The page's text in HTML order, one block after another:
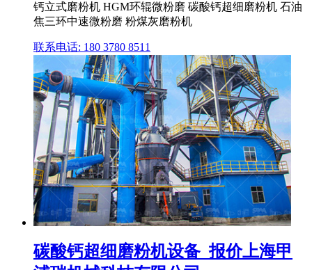
钙立式磨粉机 HGM环辊微粉磨 碳酸钙超细磨粉机 石油
焦三环中速微粉磨 粉煤灰磨粉机
联系电话: 180 3780 8511
碳酸钙超细磨粉机设备_报价上海甲